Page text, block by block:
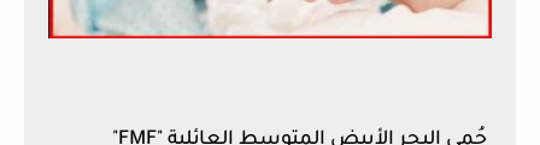
حُمى البحر الأبيض المتوسط العائلية "FMF"